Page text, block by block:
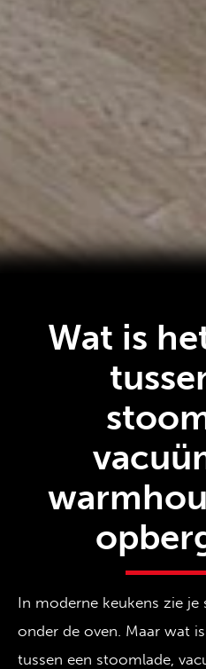
Wat is
In moderne keukens zie je
onder de oven. Maar wat
tussen een stoomlade,